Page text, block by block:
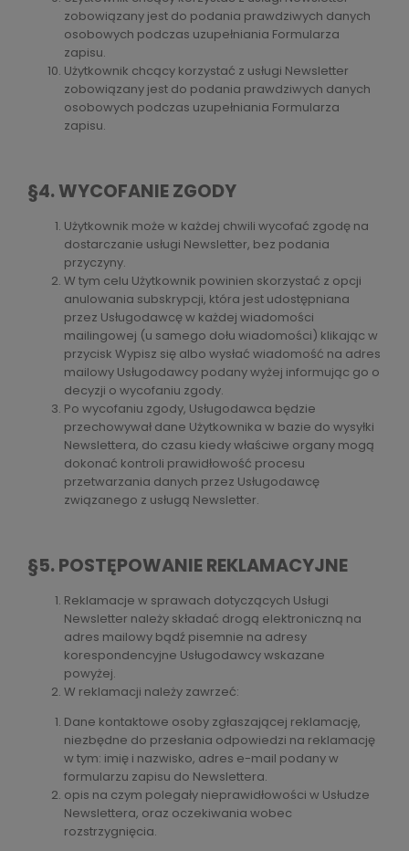
zobowiązany jest do podania prawdziwych danych
osobowych podczas uzupełniania Formularza
zapisu.
Użytkownik chcący korzystać z usługi Newsletter
zobowiązany jest do podania prawdziwych danych
osobowych podczas uzupełniania Formularza
zapisu.
§4. WYCOFANIE ZGODY
Użytkownik może w każdej chwili wycofać zgodę na
dostarczanie usługi Newsletter, bez podania
przyczyny.
W tym celu Użytkownik powinien skorzystać z opcji
anulowania subskrypcji, która jest udostępniana
przez Usługodawcę w każdej wiadomości
mailingowej (u samego dołu wiadomości) klikając w
przycisk Wypisz się albo wysłać wiadomość na adres
mailowy Usługodawcy podany wyżej informując go o
decyzji o wycofaniu zgody.
Po wycofaniu zgody, Usługodawca będzie
przechowywał dane Użytkownika w bazie do wysyłki
Newslettera, do czasu kiedy właściwe organy mogą
dokonać kontroli prawidłowość procesu
przetwarzania danych przez Usługodawcę
związanego z usługą Newsletter.
§5. POSTĘPOWANIE REKLAMACYJNE
Reklamacje w sprawach dotyczących Usługi
Newsletter należy składać drogą elektroniczną na
adres mailowy bądź pisemnie na adresy
korespondencyjne Usługodawcy wskazane
powyżej.
W reklamacji należy zawrzeć:
Dane kontaktowe osoby zgłaszającej reklamację,
niezbędne do przesłania odpowiedzi na reklamację
w tym: imię i nazwisko, adres e-mail podany w
formularzu zapisu do Newslettera.
opis na czym polegały nieprawidłowości w Usłudze
Newslettera, oraz oczekiwania wobec
rozstrzygnięcia.